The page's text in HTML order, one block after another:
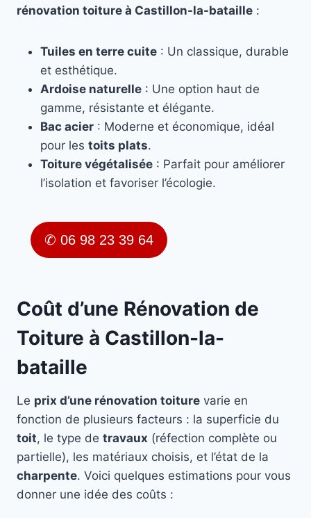
rénovation toiture à Castillon-la-bataille :
Tuiles en terre cuite : Un classique, durable
et esthétique.
Ardoise naturelle : Une option haut de
gamme, résistante et élégante.
Bac acier : Moderne et économique, idéal
pour les toits plats.
Toiture végétalisée : Parfait pour améliorer
l’isolation et favoriser l’écologie.
✆ 06 98 23 39 64
Coût d’une Rénovation de
Toiture à Castillon-la-
bataille
Le prix d’une rénovation toiture varie en
fonction de plusieurs facteurs : la superficie du
toit, le type de travaux (réfection complète ou
partielle), les matériaux choisis, et l’état de la
charpente. Voici quelques estimations pour vous
donner une idée des coûts :